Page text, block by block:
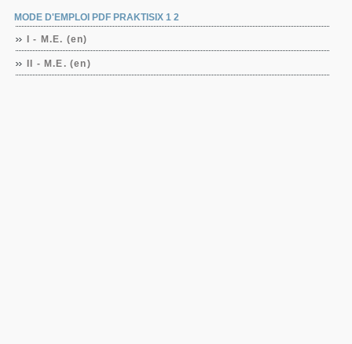
MODE D'EMPLOI PDF PRAKTISIX 1 2
I - M.E. (en)
II - M.E. (en)